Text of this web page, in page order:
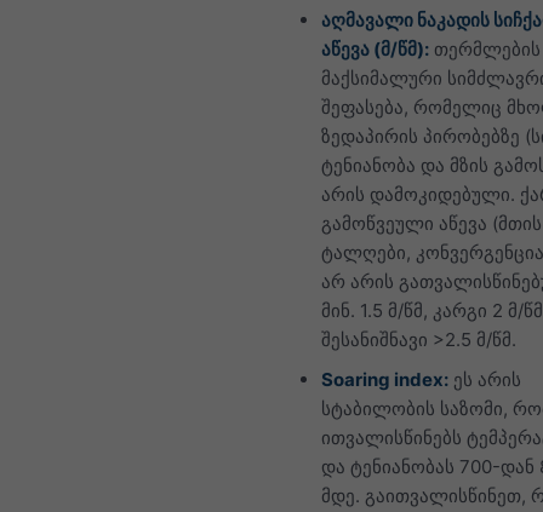
აღმავალი ნაკადის
აწევა (მ/წმ): თერმლების
მაქსიმალური
შეფასება, რომელიც
ზედაპირის პირობებზე
ტენიანობა და მზის
არის დამოკიდებული.
გამოწვეული აწევა (მთის
ტალღები,
არ არის
მინ. 1.5 მ/წმ, კარგი 2 მ/
შესანიშნავი >2.5 მ/წმ.
Soaring index: ეს არის
სტაბილობის საზომი,
ითვალისწინებს
და ტენიანობას 700-დან
მდე. გაითვალისწინეთ,